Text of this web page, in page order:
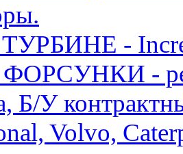
-
-
Б/У
Volvo,